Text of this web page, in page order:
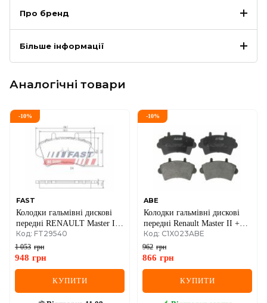
Про бренд
Більше інформації
Аналогічні товари
-10%
FAST
Колодки гальмівні дискові
передні RENAULT Master II
97-10; NISSAN Interstar 01-
10; OPEL Movano A 98-10
Код: FT29540
1 053 грн
948 грн
КУПИТИ
-10%
ABE
Колодки гальмівні дискові
передні Renault Master II +
Opel Movano A 01->10
Код: C1X023ABE
962 грн
866 грн
КУПИТИ